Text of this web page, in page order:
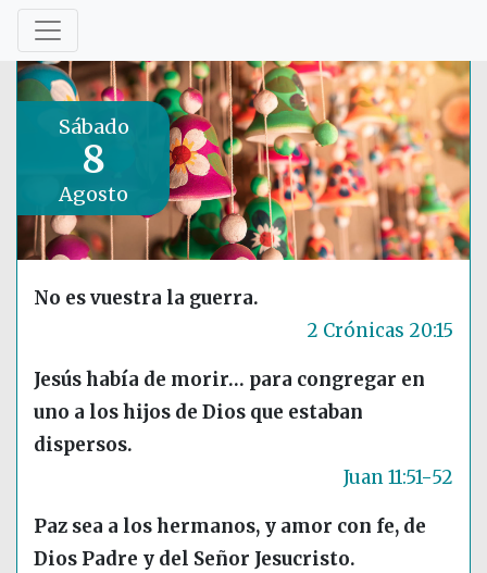
Sábado
8
Agosto
No es vuestra la guerra.
2 Crónicas 20:15
Jesús había de morir… para congregar en
uno a los hijos de Dios que estaban
dispersos.
Juan 11:51-52
Paz sea a los hermanos, y amor con fe, de
Dios Padre y del Señor Jesucristo.